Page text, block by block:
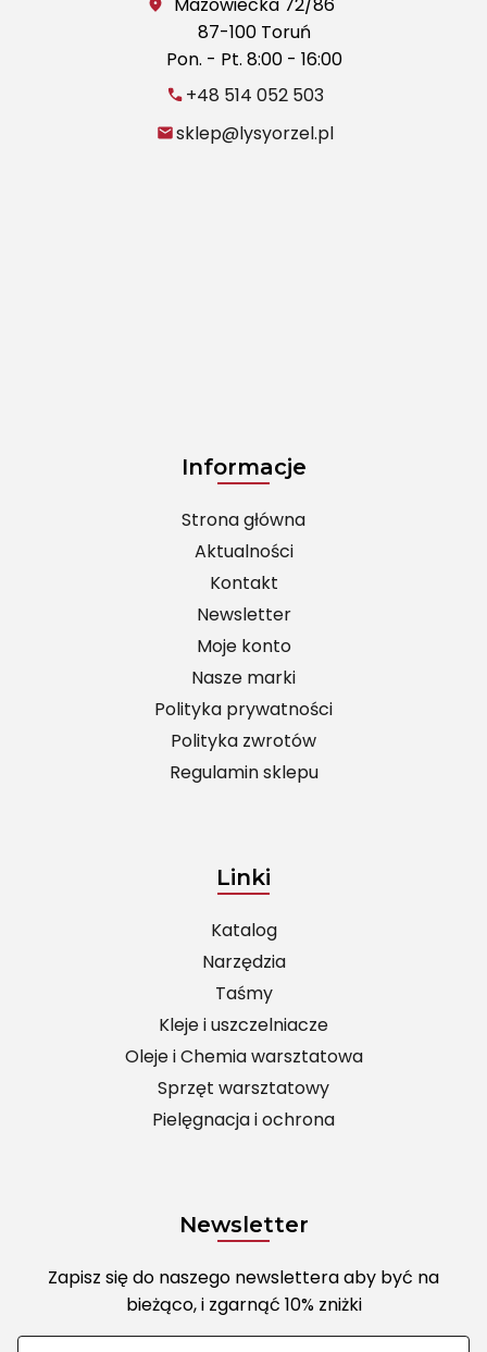
Mazowiecka 72/86
87-100 Toruń
Pon. - Pt. 8:00 - 16:00
+48 514 052 503
sklep@lysyorzel.pl
Informacje
Strona główna
Aktualności
Kontakt
Newsletter
Moje konto
Nasze marki
Polityka prywatności
Polityka zwrotów
Regulamin sklepu
Linki
Katalog
Narzędzia
Taśmy
Kleje i uszczelniacze
Oleje i Chemia warsztatowa
Sprzęt warsztatowy
Pielęgnacja i ochrona
Newsletter
Zapisz się do naszego newslettera aby być na
bieżąco, i zgarnąć 10% zniżki